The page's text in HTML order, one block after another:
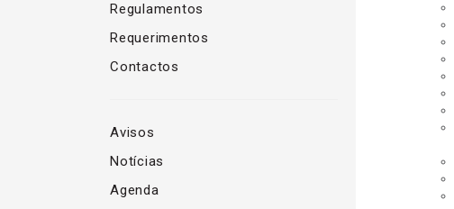
Regulamentos
Requerimentos
Contactos
Avisos
Notícias
Agenda